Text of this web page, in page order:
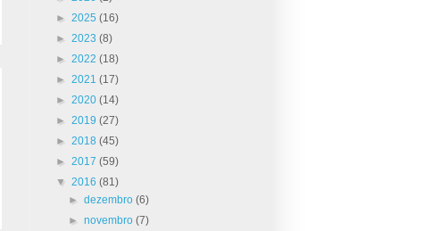
► 2025 (16)
► 2023 (8)
► 2022 (18)
► 2021 (17)
► 2020 (14)
► 2019 (27)
► 2018 (45)
► 2017 (59)
▼ 2016 (81)
►dezembro(6)
►novembro(7)